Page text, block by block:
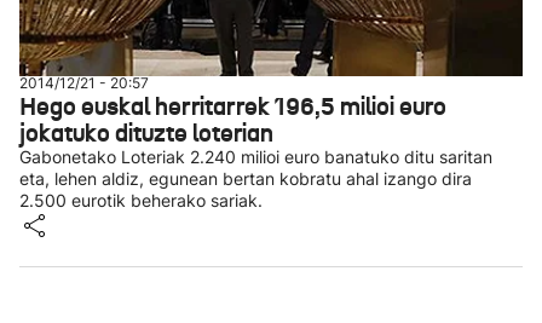
2014/12/21 - 20:57
Hego euskal herritarrek 196,5 milioi euro
jokatuko dituzte loterian
Gabonetako Loteriak 2.240 milioi euro banatuko ditu saritan
eta, lehen aldiz, egunean bertan kobratu ahal izango dira
2.500 eurotik beherako sariak.